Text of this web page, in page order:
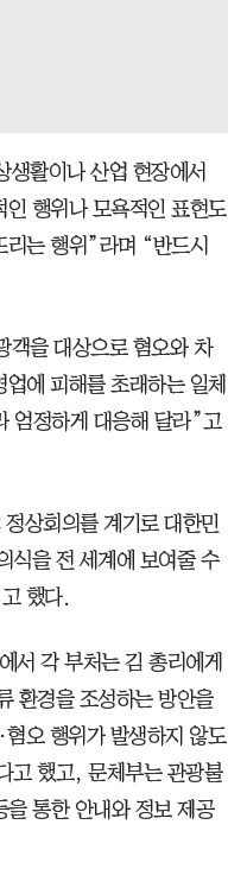
생활이나 산업 현장에서
행위나 모욕적인 표현도
는 행위”라며 “반드시
객을 대상으로 혐오와 차
에 피해를 초래하는 일체
엄정하게 대응해 달라”고
상회의를 계기로 대한민
식을 전 세계에 보여줄 수
했다.
서 각 부처는 김 총리에게
환경을 조성하는 방안을
오 행위가 발생하지 않도
고 했고, 문체부는 관광불
통한 안내와 정보 제공